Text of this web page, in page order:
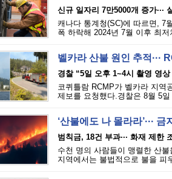
신규 일자리 7만5000개 증가···
캐나다 통계청(SC)에 따르면, 7
폭 하락해 2024년 7월 이후 최
벨카라 산불 원인 추적···
경찰 “5일 오후 1~4시 촬영 영상
코퀴틀람 RCMP가 벨카라 지역
제보를 요청했다.경찰은 8월 5
‘산불에도 나 몰라라’···
범칙금, 18건 부과··· 화재 제한
수천 명의 사람들이 맹렬한 산
지역에서는 불법적으로 불을 피